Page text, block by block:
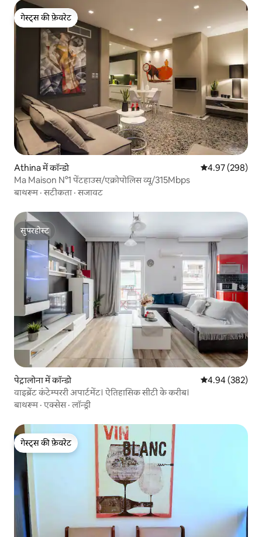
गेस्ट्स की फ़ेवरेट
गेस्ट्स की फ़ेवरेट
Athina में कॉन्डो औसत रेटिंग 5 में से
4.97 (298)
Ma Maison N°1 पेंटहाउस/एक्रोपोलिस व्यू/315Mbps
बाथरूम·सटीकता ·सजावट
सुपरहोस्ट
सुपरहोस्ट
पेट्रालोना में कॉन्डो औसत रेटिंग 5 में से
4.94 (382)
वाइब्रेंट कंटेम्पररी अपार्टमेंट। ऐतिहासिक सीटी के करीब।
बाथरूम·एक्सेस·लॉन्ड्री
गेस्ट्स की फ़ेवरेट
गेस्ट्स की फ़ेवरेट